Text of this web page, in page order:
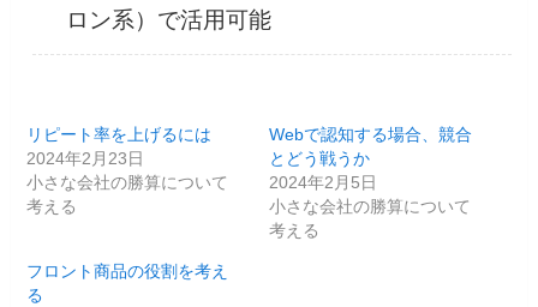
ロン系）で活用可能
リピート率を上げるには
2024年2月23日
小さな会社の勝算について
考える
Webで認知する場合、競合
とどう戦うか
2024年2月5日
小さな会社の勝算について
考える
フロント商品の役割を考え
る